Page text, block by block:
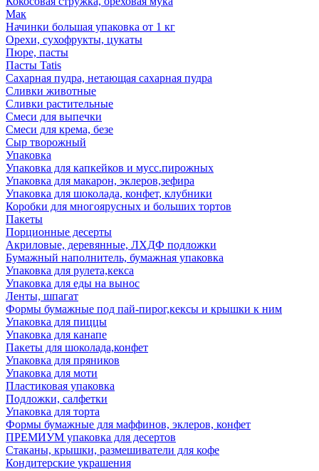
Мак
Начинки большая упаковка от 1 кг
Орехи, сухофрукты, цукаты
Пюре, пасты
Пасты Tatis
Сахарная пудра, нетающая сахарная пудра
Сливки животные
Сливки растительные
Смеси для выпечки
Смеси для крема, безе
Сыр творожный
Упаковка
Упаковка для капкейков и мусс.пирожных
Упаковка для макарон, эклеров,зефира
Упаковка для шоколада, конфет, клубники
Коробки для многоярусных и больших тортов
Пакеты
Порционные десерты
Акриловые, деревянные, ЛХДФ подложки
Бумажный наполнитель, бумажная упаковка
Упаковка для рулета,кекса
Упаковка для еды на вынос
Ленты, шпагат
Формы бумажные под пай-пирог,кексы и крышки к ним
Упаковка для пиццы
Упаковка для канапе
Пакеты для шоколада,конфет
Упаковка для пряников
Упаковка для моти
Пластиковая упаковка
Подложки, салфетки
Упаковка для торта
Формы бумажные для маффинов, эклеров, конфет
ПРЕМИУМ упаковка для десертов
Стаканы, крышки, размешиватели для кофе
Кондитерские украшения